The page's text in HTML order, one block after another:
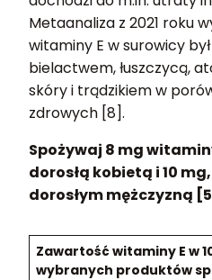
Metaanaliza z 2021 roku
witaminy E w surowicy
bielactwem, łuszczycą,
skóry i trądzikiem w
zdrowych [8].
Spożywaj 8 mg
dorosłą kobietą i 10
dorosłym mężczyzną
Zawartość witaminy E w
wybranych produktów